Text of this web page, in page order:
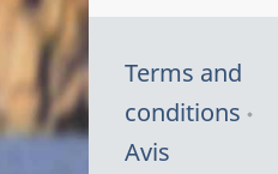
Terms and
conditions
Avis